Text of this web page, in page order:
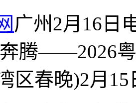
广州2月16日
腾——2026
区春晚)2月